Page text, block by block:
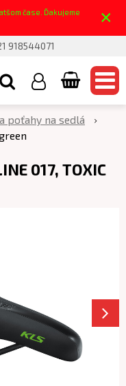
čase. Ďakujeme
×
918544071
poťahy na sedlá
017, TOXIC